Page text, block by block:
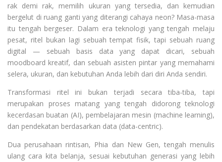
rak demi rak, memilih ukuran yang tersedia, dan kemudian
bergelut di ruang ganti yang diterangi cahaya neon? Masa-masa
itu tengah bergeser. Dalam era teknologi yang tengah melaju
pesat, ritel bukan lagi sebuah tempat fisik, tapi sebuah ruang
digital — sebuah basis data yang dapat dicari, sebuah
moodboard kreatif, dan sebuah asisten pintar yang memahami
selera, ukuran, dan kebutuhan Anda lebih dari diri Anda sendiri.
Transformasi ritel ini bukan terjadi secara tiba-tiba, tapi
merupakan proses matang yang tengah didorong teknologi
kecerdasan buatan (AI), pembelajaran mesin (machine learning),
dan pendekatan berdasarkan data (data-centric).
Dua perusahaan rintisan, Phia dan New Gen, tengah menulis
ulang cara kita belanja, sesuai kebutuhan generasi yang lebih